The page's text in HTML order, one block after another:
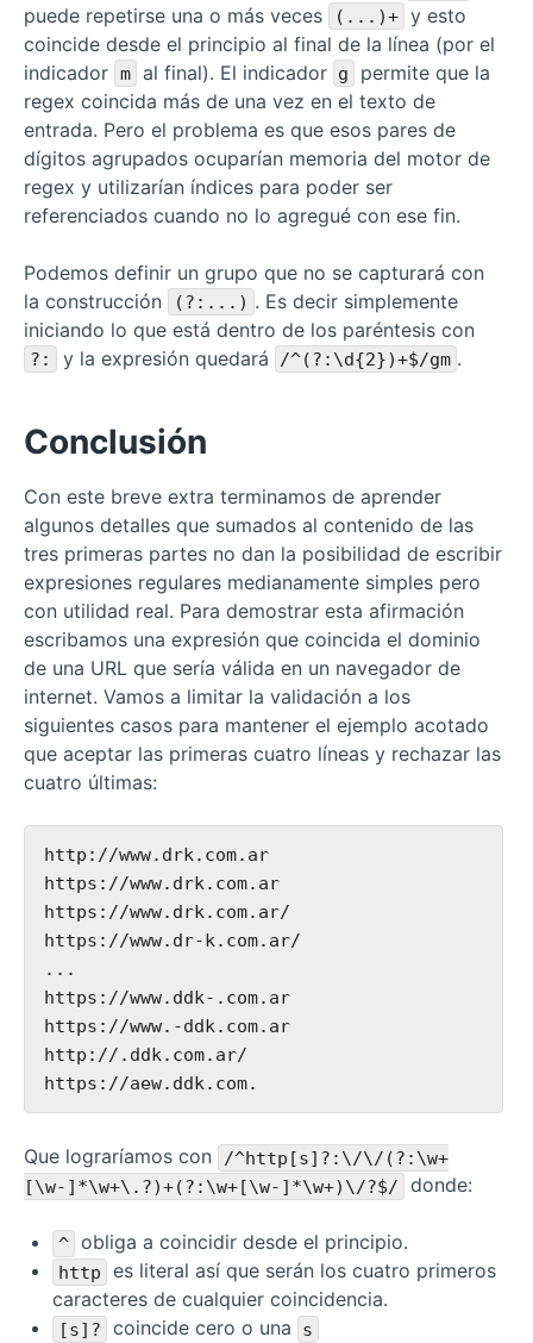
puede repetirse una o más veces (...)+ y esto
coincide desde el principio al final de la línea (por el
indicador m al final). El indicador g
permite que la
regex coincida más de una vez en el texto de
entrada. Pero el problema es que esos pares de
dígitos agrupados ocuparían memoria del motor de
regex y utilizarían índices para poder ser
referenciados cuando no lo agregué con ese fin.
Podemos definir un grupo que no se capturará con
la construcción
(?:...) . Es decir simplemente
iniciando lo que está dentro de los paréntesis con
?: y la expresión quedará /^(?:\d{2})+$/gm .
Conclusión
Con este breve extra terminamos de aprender
algunos detalles que sumados al contenido de las
tres primeras partes no dan la posibilidad de escribir
expresiones regulares medianamente simples pero
con utilidad real. Para demostrar esta afirmación
escribamos una expresión que coincida el dominio
de una URL que sería válida en un navegador de
internet. Vamos a limitar la validación a los
siguientes casos para mantener el ejemplo acotado
que aceptar las primeras cuatro líneas y rechazar las
cuatro últimas:
http://www.drk.com.ar
https://www.drk.com.ar
https://www.drk.com.ar/
https://www.dr-k.com.ar/
...
https://www.ddk-.com.ar
https://www.-ddk.com.ar
http://.ddk.com.ar/
Que lograríamos con
/^http[s]?:\/\/(?:\w+
[\w-]*\w+\.?)+(?:\w+[\w-]*\w+)\/?$/
donde:
^ obliga a coincidir desde el principio.
http
es literal así que serán los cuatro primeros
caracteres de cualquier coincidencia.
[s]? coincide cero o una
s